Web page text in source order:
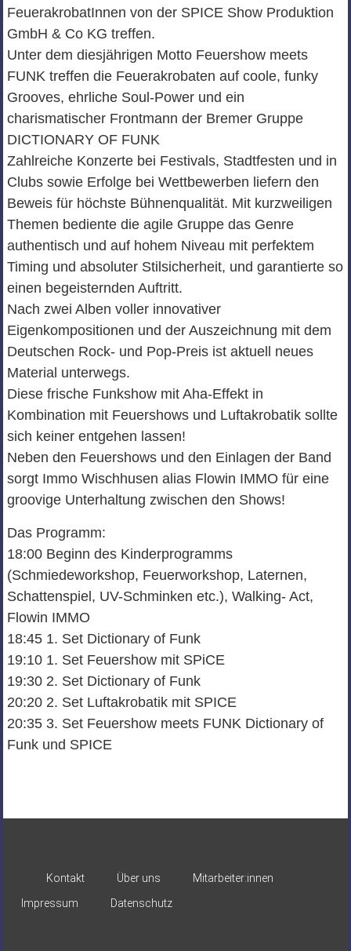
FeuerakrobatInnen von der SPICE Show Produktion
GmbH & Co KG treffen.
Unter dem diesjährigen Motto Feuershow meets
FUNK treffen die Feuerakrobaten auf coole, funky
Grooves, ehrliche Soul-Power und ein
charismatischer Frontmann der Bremer Gruppe
DICTIONARY OF FUNK
Zahlreiche Konzerte bei Festivals, Stadtfesten und in
Clubs sowie Erfolge bei Wettbewerben liefern den
Beweis für höchste Bühnenqualität. Mit kurzweiligen
Themen bediente die agile Gruppe das Genre
authentisch und auf hohem Niveau mit perfektem
Timing und absoluter Stilsicherheit, und garantierte so
einen begeisternden Auftritt.
Nach zwei Alben voller innovativer
Eigenkompositionen und der Auszeichnung mit dem
Deutschen Rock- und Pop-Preis ist aktuell neues
Material unterwegs.
Diese frische Funkshow mit Aha-Effekt in
Kombination mit Feuershows und Luftakrobatik sollte
sich keiner entgehen lassen!
Neben den Feuershows und den Einlagen der Band
sorgt Immo Wischhusen alias Flowin IMMO für eine
groovige Unterhaltung zwischen den Shows!
Das Programm:
18:00 Beginn des Kinderprogramms
(Schmiedeworkshop, Feuerworkshop, Laternen,
Schattenspiel, UV-Schminken etc.), Walking- Act,
Flowin IMMO
18:45 1. Set Dictionary of Funk
19:10 1. Set Feuershow mit SPiCE
19:30 2. Set Dictionary of Funk
20:20 2. Set Luftakrobatik mit SPICE
20:35 3. Set Feuershow meets FUNK Dictionary of
Funk und SPICE
Kontakt Über uns
Mitarbeiter:innen
Impressum
Datenschutz